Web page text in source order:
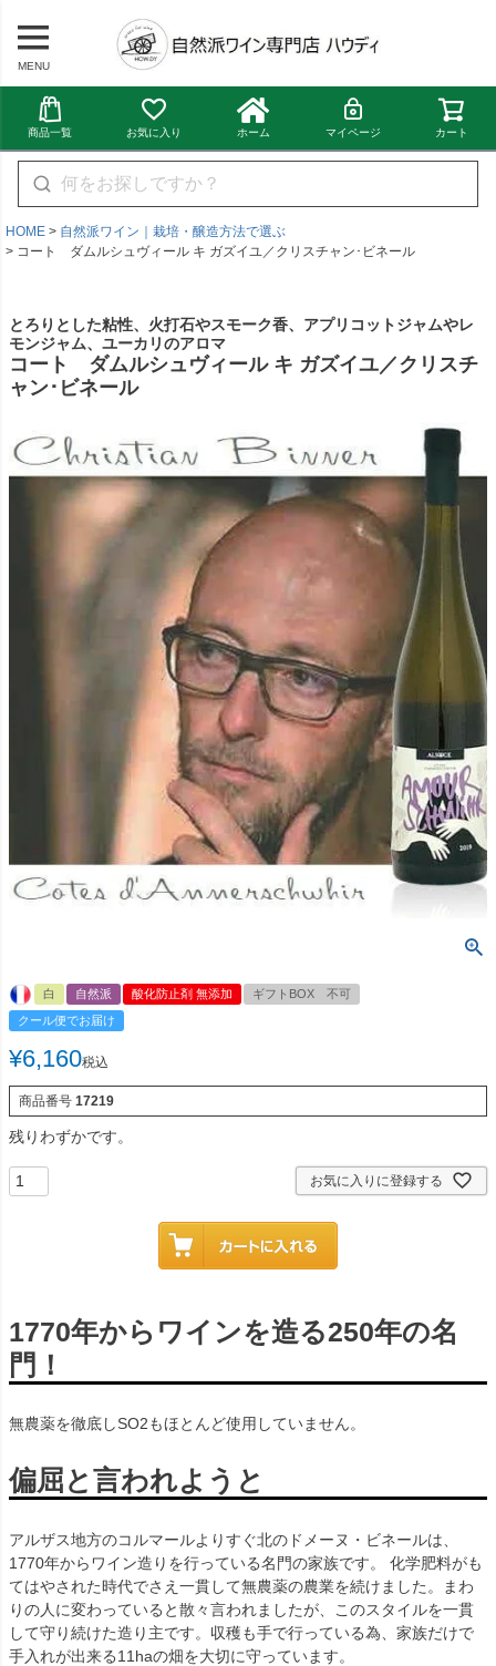
MENU
商品一覧 お気に入り ホーム マイページ カート
HOME
自然派ワイン｜栽培・醸造方法で選ぶ
コート ダムルシュヴィール キ ガズイユ／クリスチャン･ビネール
とろりとした粘性、火打石やスモーク香、アプリコットジャムやレ
モンジャム、ユーカリのアロマ
コート ダムルシュヴィール キ ガズイユ／クリスチ
ャン･ビネール
白 自然派 酸化防止剤 無添加
ギフトBOX 不可
クール便でお届け
¥6,160税込
商品番号 17219
残りわずかです。
お気に入りに登録する
1770年からワインを造る250年の名
門！
無農薬を徹底しSO2もほとんど使用していません。
偏屈と言われようと
アルザス地方のコルマールよりすぐ北のドメーヌ・ビネールは、
1770年からワイン造りを行っている名門の家族です。 化学肥料がも
てはやされた時代でさえ一貫して無農薬の農業を続けました。まわ
りの人に変わっていると散々言われましたが、このスタイルを一貫
して守り続けた造り主です。収穫も手で行っている為、家族だけで
手入れが出来る11haの畑を大切に守っています。